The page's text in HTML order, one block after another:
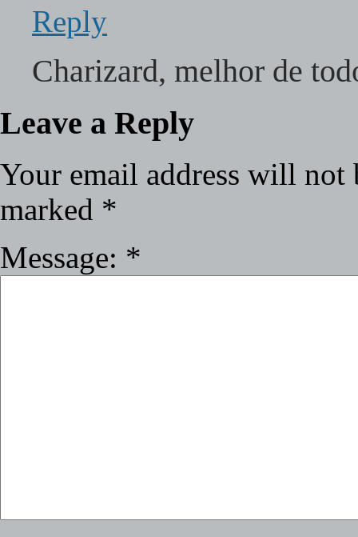
Reply
Charizard, melhor de
Leave a Reply
Your email address will not
marked *
Message: *